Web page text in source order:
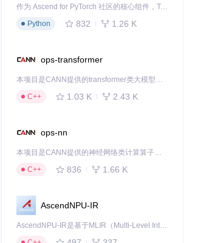
作为 Ascend for PyTorch 社区的核心组件，TorchNPU 是昇腾专为 PyTorch 打造的深度学习适配插件，使 PyTorch 框架能够直接调用昇腾 NPU，为开发者提供昇腾 AI 处理器的超强算力。
Python
832 1.26 K
ops-transformer
本项目是CANN提供的transformer类大模型算子库，实现网络在NPU上加速计算。
C++
1.03 K 2.43 K
ops-nn
本项目是CANN提供的神经网络类计算算子库，实现网络在NPU上加速计算。
C++
836 1.66 K
AscendNPU-IR
AscendNPU-IR是基于MLIR（Multi-Level Intermediate Representation）构建的，面向昇腾亲和算子编译时使用的中间表示，提供昇腾完备表达能力，通过编译优化提升昇腾AI处理器计算效率，支持通过生态框架使能昇腾AI处理器与深度调优